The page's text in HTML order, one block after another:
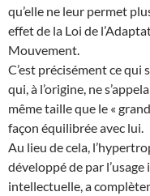
qu’elle ne leur permet
effet de la Loi de
Mouvement.
C’est précisément ce qui
qui, à l’origine, ne
même taille que le «
façon équilibrée avec lui.
Au lieu de cela,
développé de par
intellectuelle, a